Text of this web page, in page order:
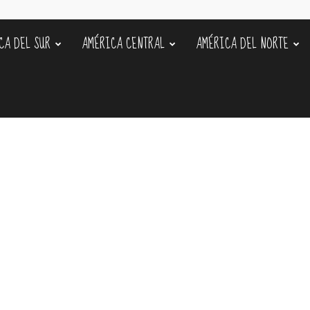
DEL SUR AMÉRICA CENTRAL AMÉRICA DEL NORTE